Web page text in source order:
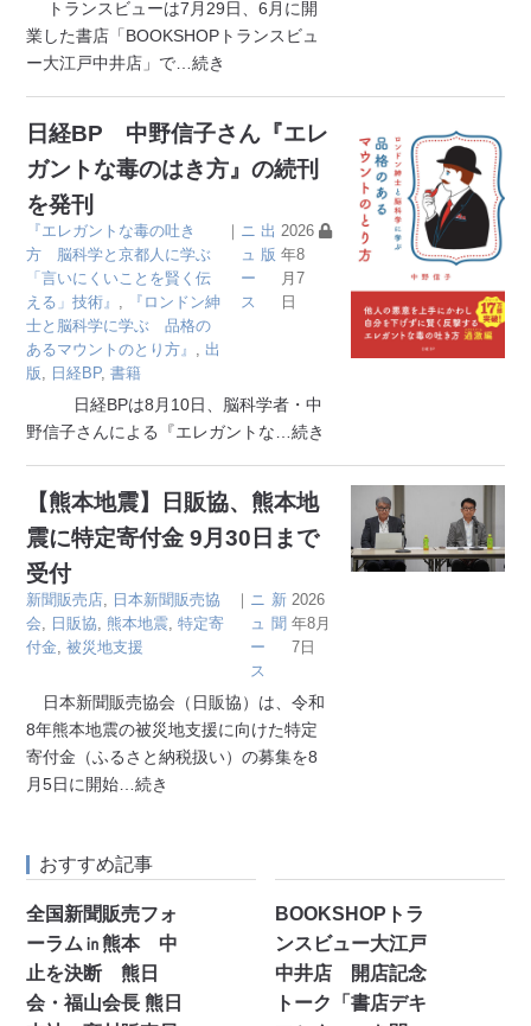
トランスビューは7月29日、6月に開
業した書店「BOOKSHOPトランスビュ
ー大江戸中井店」で …続き
日経BP 中野信子さん『エレ
ガントな毒のはき方』の続刊
を発刊
『エレガントな毒の吐き
方 脳科学と京都人に学ぶ
「言いにくいことを賢く伝
える」技術』 ,
『ロンドン紳
士と脳科学に学ぶ 品格の
あるマウントのとり方』 , 出
版, 日経BP,書籍
｜ ニ
ュ
ー
ス
出
版
2026
年8
月7
日
日経BPは8月10日、脳科学者・中
野信子さんによる『エレガントな …続き
【熊本地震】日販協、熊本地
震に特定寄付金 9月30日まで
受付
新聞販売店, 日本新聞販売協
会, 日販協, 熊本地震,特定寄
付金,被災地支援
｜ ニ
ュ
ー
ス
新
聞
2026
年8月
7日
日本新聞販売協会（日販協）は、令和
8年熊本地震の被災地支援に向けた特定
寄付金（ふるさと納税扱い）の募集を8
月5日に開始 …続き
おすすめ記事
全国新聞販売フォ
ーラム㏌熊本 中
止を決断 熊日
会・福山会長 熊日
BOOKSHOPトラ
ンスビュー大江戸
中井店 開店記念
トーク「書店デキ